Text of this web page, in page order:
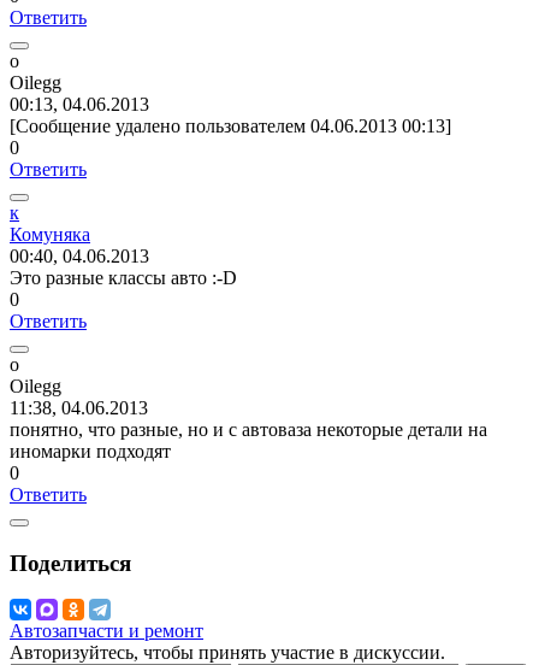
Ответить
o
Oilegg
00:13, 04.06.2013
[Сообщение удалено пользователем 04.06.2013 00:13]
0
Ответить
к
Комуняка
00:40, 04.06.2013
Это разные классы авто :-D
0
Ответить
o
Oilegg
11:38, 04.06.2013
понятно, что разные, но и с автоваза некоторые детали на
иномарки подходят
0
Ответить
Поделиться
Автозапчасти и ремонт
Авторизуйтесь, чтобы принять участие в дискуссии.